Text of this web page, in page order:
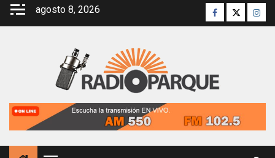
Saltar
agosto 8, 2026 Facebook
Twitter